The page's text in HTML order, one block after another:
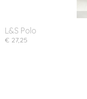
L&S Polo
€ 27,25